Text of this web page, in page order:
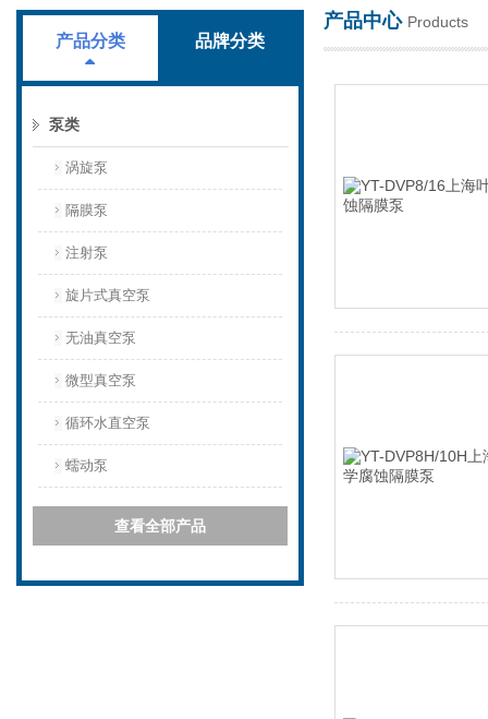
产品分类 品牌分类
泵类
涡旋泵
隔膜泵
注射泵
旋片式真空泵
无油真空泵
微型真空泵
循环水直空泵
蠕动泵
查看全部产品
产品中心 Products